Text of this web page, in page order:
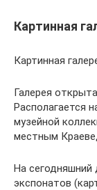
Картинная
Картинная
Галерея
Располагается
музейной
местным
На сегодняшний
экспонатов